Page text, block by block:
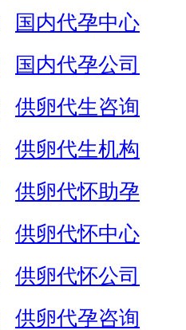
国内代孕中心
国内代孕公司
供卵代生咨询
供卵代生机构
供卵代怀助孕
供卵代怀中心
供卵代怀公司
供卵代孕咨询